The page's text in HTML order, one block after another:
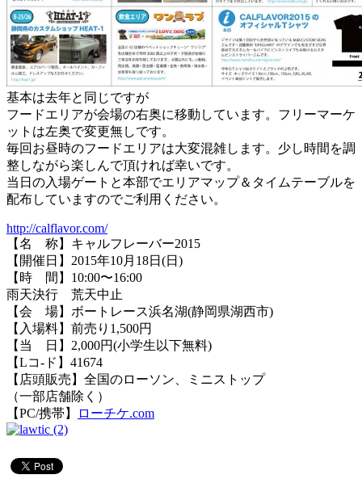
基本は去年と同じですが
フードエリアが会場の右奥に移動しています。フリーマーケ
ットは左奥で変更無しです。
毎回お昼時のフードエリアは大変混雑します。少し時間を調
整しながら楽しんで頂ければ幸いです。
当日の入場ゲートと本部でエリアマップ＆タイムテーブルを
配布していますのでご利用ください。
http://calflavor.com/
【名 称】キャルフレーバー2015
【開催日】2015年10月18日(日)
【時 間】10:00〜16:00
雨天決行 荒天中止
【会 場】ボートレース浜名湖(静岡県湖西市)
【入場料】前売り1,500円
【当 日】2,000円(小学生以下無料)
【Lコ-ド】41674
【店頭販売】全国のローソン、ミニストップ
（一部店舗除く）
【PC/携帯】
ローチケ.com